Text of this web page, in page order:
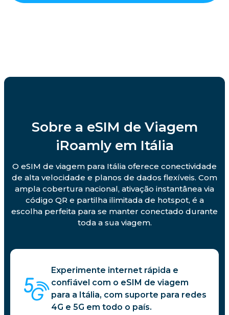
Sobre a eSIM de Viagem
iRoamly em Itália
O eSIM de viagem para Itália oferece conectividade
de alta velocidade e planos de dados flexíveis. Com
ampla cobertura nacional, ativação instantânea via
código QR e partilha ilimitada de hotspot, é a
escolha perfeita para se manter conectado durante
toda a sua viagem.
Experimente internet rápida e
confiável com o eSIM de viagem
para a Itália, com suporte para redes
4G e 5G em todo o país.